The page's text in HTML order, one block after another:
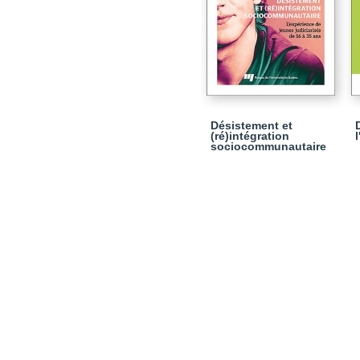
Désistement et
(ré)intégration
sociocommunautaire